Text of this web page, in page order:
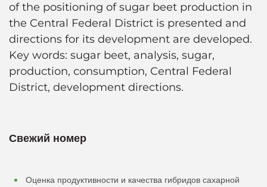
of the positioning of sugar beet production in
the Central Federal District is presented and
directions for its development are developed.
Key words: sugar beet, analysis, sugar,
production, consumption, Central Federal
District, development directions.
Свежий номер
Оценка продуктивности и качества гибридов сахарной